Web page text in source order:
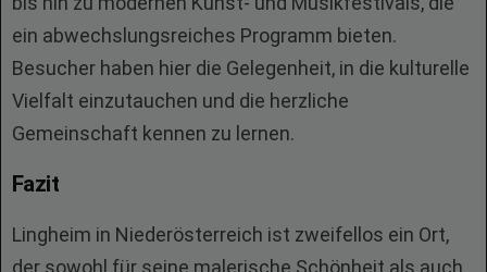
ein abwechslungsreiches Programm bieten.
Besucher haben hier die Gelegenheit, in die kulturelle
Vielfalt einzutauchen und die herzliche
Gemeinschaft kennen zu lernen.
Fazit
Lingheim in Niederösterreich ist zweifellos ein Ort,
der sowohl für seine malerische Schönheit als auch